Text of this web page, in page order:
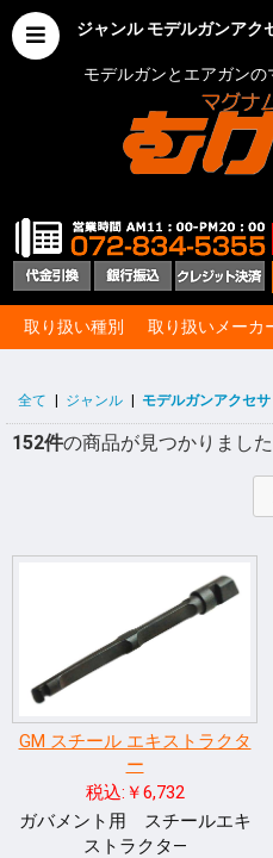
ジャンル モデルガンアク
モデルガンとエアガン
取り扱い種別 取り扱いメーカ
全て ジャンル モデルガンアクセ
152件の商品が見つかりました
GM スチール エキストラクタ
ー
税込:￥6,732
ガバメント用 スチールエキ
ストラクタ―